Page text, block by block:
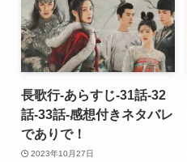
長歌行-あらすじ-31話-32
話-33話-感想付きネタバレ
でありで！
2023年10月27日